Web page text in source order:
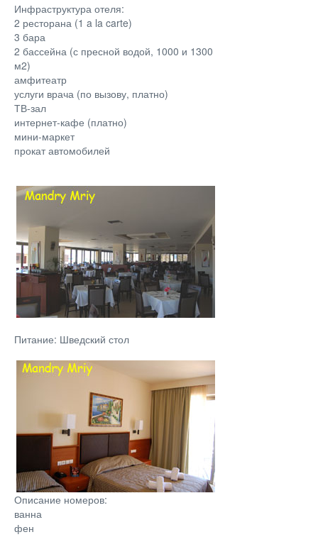
Инфраструктура отеля:
2 ресторана (1 a la carte)
3 бара
2 бассейна (с пресной водой, 1000 и 1300
м2)
амфитеатр
услуги врача (по вызову, платно)
ТВ-зал
интернет-кафе (платно)
мини-маркет
прокат автомобилей
Питание: Шведский стол
Описание номеров:
ванна
фен